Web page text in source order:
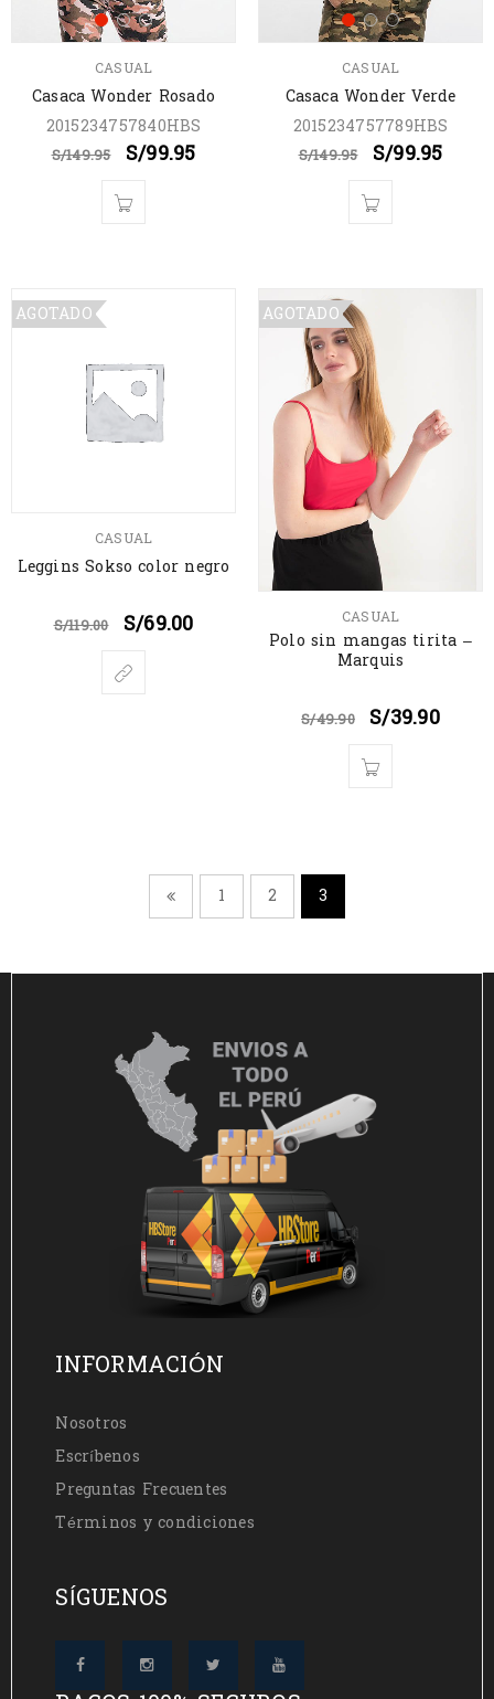
CASUAL
Casaca Wonder Rosado
2015234757840HBS
S/149.95 S/99.95
CASUAL
Casaca Wonder Verde
2015234757789HBS
S/149.95 S/99.95
AGOTADO
CASUAL
Leggins Sokso color negro
S/119.00 S/69.00
AGOTADO
CASUAL
Polo sin mangas tirita –
Marquis
S/49.90 S/39.90
1 2 3
INFORMACIÓN
Nosotros
Escríbenos
Preguntas Frecuentes
Términos y condiciones
SÍGUENOS